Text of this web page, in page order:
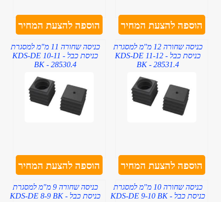
הוספה להצעת המחיר הוספה להצעת המחיר
כניסה שחורה 12 מ"מ למסגרת
כניסת כבל - KDS-DE 11-12
BK - 28531.4
הוספה להצעת המחיר
כניסה שחורה 11 מ"מ למסגרת
כניסת כבל - KDS-DE 10-11
BK - 28530.4
הוספה להצעת המחיר
כניסה שחורה 10 מ"מ למסגרת
כניסת כבל - KDS-DE 9-10 BK
כניסה שחורה 9 מ"מ למסגרת
כניסת כבל - KDS-DE 8-9 BK